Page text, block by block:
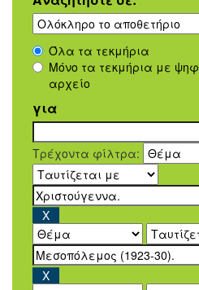
Όλα τα τεκμήρια
Μόνο τα τεκμήρια με
αρχείο
για
Τρέχοντα φίλτρα: